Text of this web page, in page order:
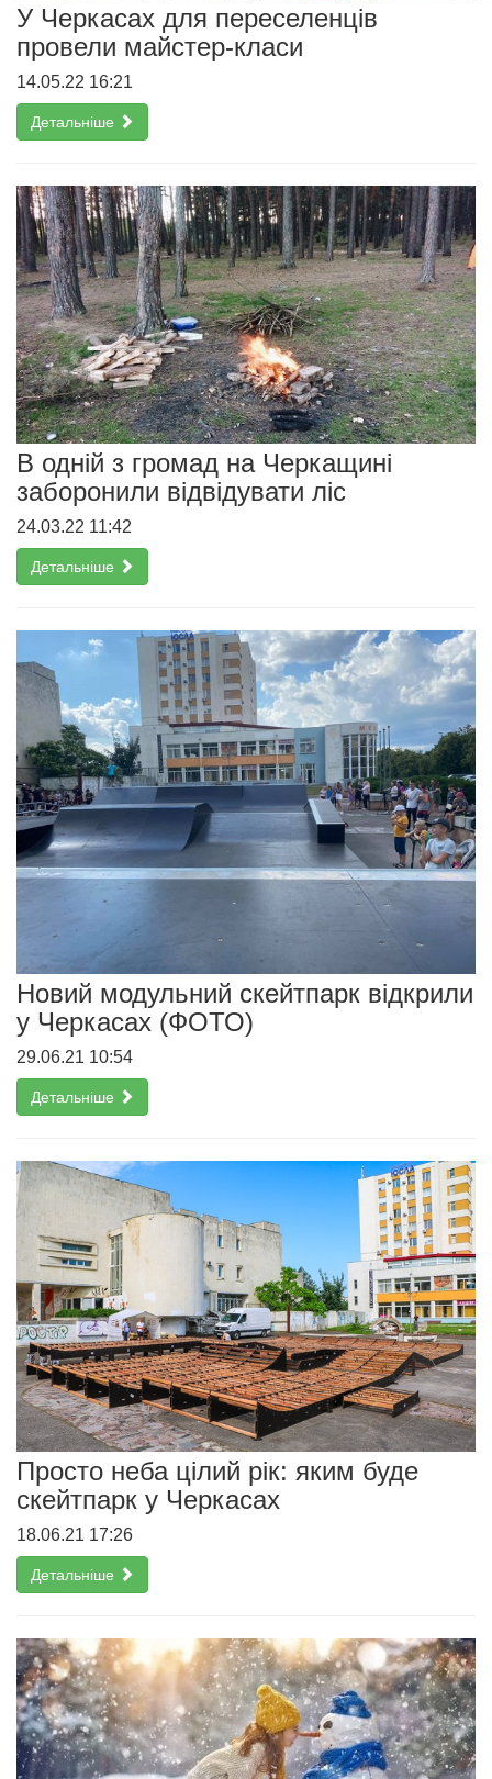
У Черкасах для переселенців
провели майстер-класи
14.05.22 16:21
Детальніше
В одній з громад на Черкащині
заборонили відвідувати ліс
24.03.22 11:42
Детальніше
Новий модульний скейтпарк відкрили
у Черкасах (ФОТО)
29.06.21 10:54
Детальніше
Просто неба цілий рік: яким буде
скейтпарк у Черкасах
18.06.21 17:26
Детальніше